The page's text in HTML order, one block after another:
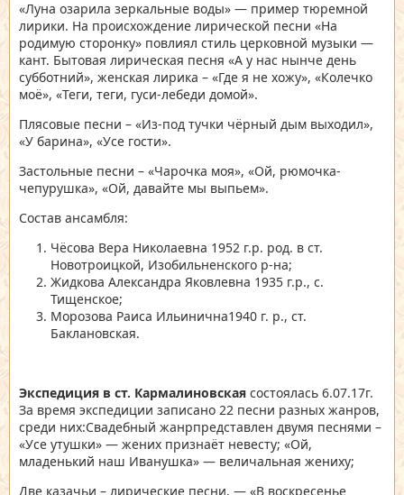
«Луна озарила зеркальные воды» — пример тюремной
лирики. На происхождение лирической песни «На
родимую сторонку» повлиял стиль церковной музыки —
кант. Бытовая лирическая песня «А у нас нынче день
субботний», женская лирика – «Где я не хожу», «Колечко
моё», «Теги, теги, гуси-лебеди домой».
Плясовые песни – «Из-под тучки чёрный дым выходил»,
«У барина», «Усе гости».
Застольные песни – «Чарочка моя», «Ой, рюмочка-
чепурушка», «Ой, давайте мы выпьем».
Состав ансамбля:
Чёсова Вера Николаевна 1952 г.р. род. в ст.
Новотроицкой, Изобильненского р-на;
Жидкова Александра Яковлевна 1935 г.р., с.
Тищенское;
Морозова Раиса Ильинична1940 г. р., ст.
Баклановская.
Экспедиция в ст. Кармалиновская состоялась 6.07.17г.
За время экспедиции записано 22 песни разных жанров,
среди них:Свадебный жанрпредставлен двумя песнями –
«Усе утушки» — жених признаёт невесту; «Ой,
младенький наш Иванушка» — величальная жениху;
Две казачьи – лирические песни, — «В воскресенье